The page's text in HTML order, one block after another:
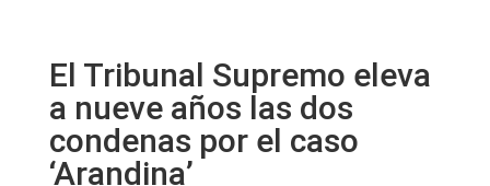
El Tribunal Supremo eleva
a nueve años las dos
condenas por el caso
‘Arandina’